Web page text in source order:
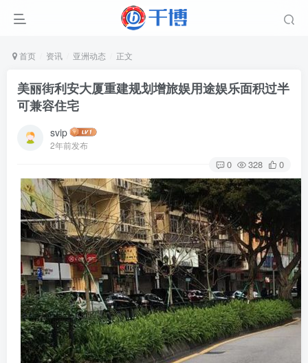
首页 资讯 亚洲动态 正文
美丽街利安大厦重建规划增旅娱用途娱乐面积过半
可兼容住宅
svip
2年前发布
0 328 0